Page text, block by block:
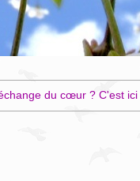
du cœur ? C'est ici